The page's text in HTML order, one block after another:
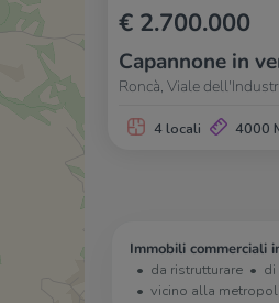
€ 2.700.000
Capannone in
Roncà, Viale
4 locali 4000
Immobili commerciali
da ristrutturare
vicino alla